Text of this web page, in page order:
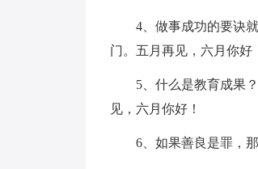
4、做事成功的要诀
门。五月再见，六月你好
5、什么是教育成果
见，六月你好！
6、如果善良是罪，